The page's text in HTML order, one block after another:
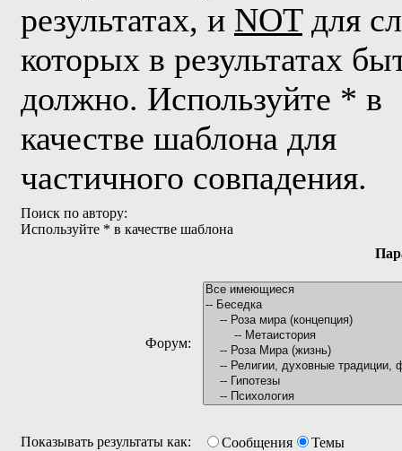
результатах, и NOTдля
которых в результатах
должно. Используйте * в
качестве шаблона для
частичного совпадения.
Поиск по автору:
Используйте * в качестве шаблона
Форум:
Показывать результаты как: Сообщения Темы